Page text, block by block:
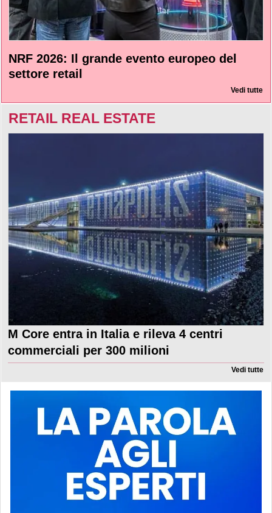
NRF 2026: Il grande evento europeo del
settore retail
Vedi tutte
RETAIL REAL ESTATE
M Core entra in Italia e rileva 4 centri
commerciali per 300 milioni
Vedi tutte